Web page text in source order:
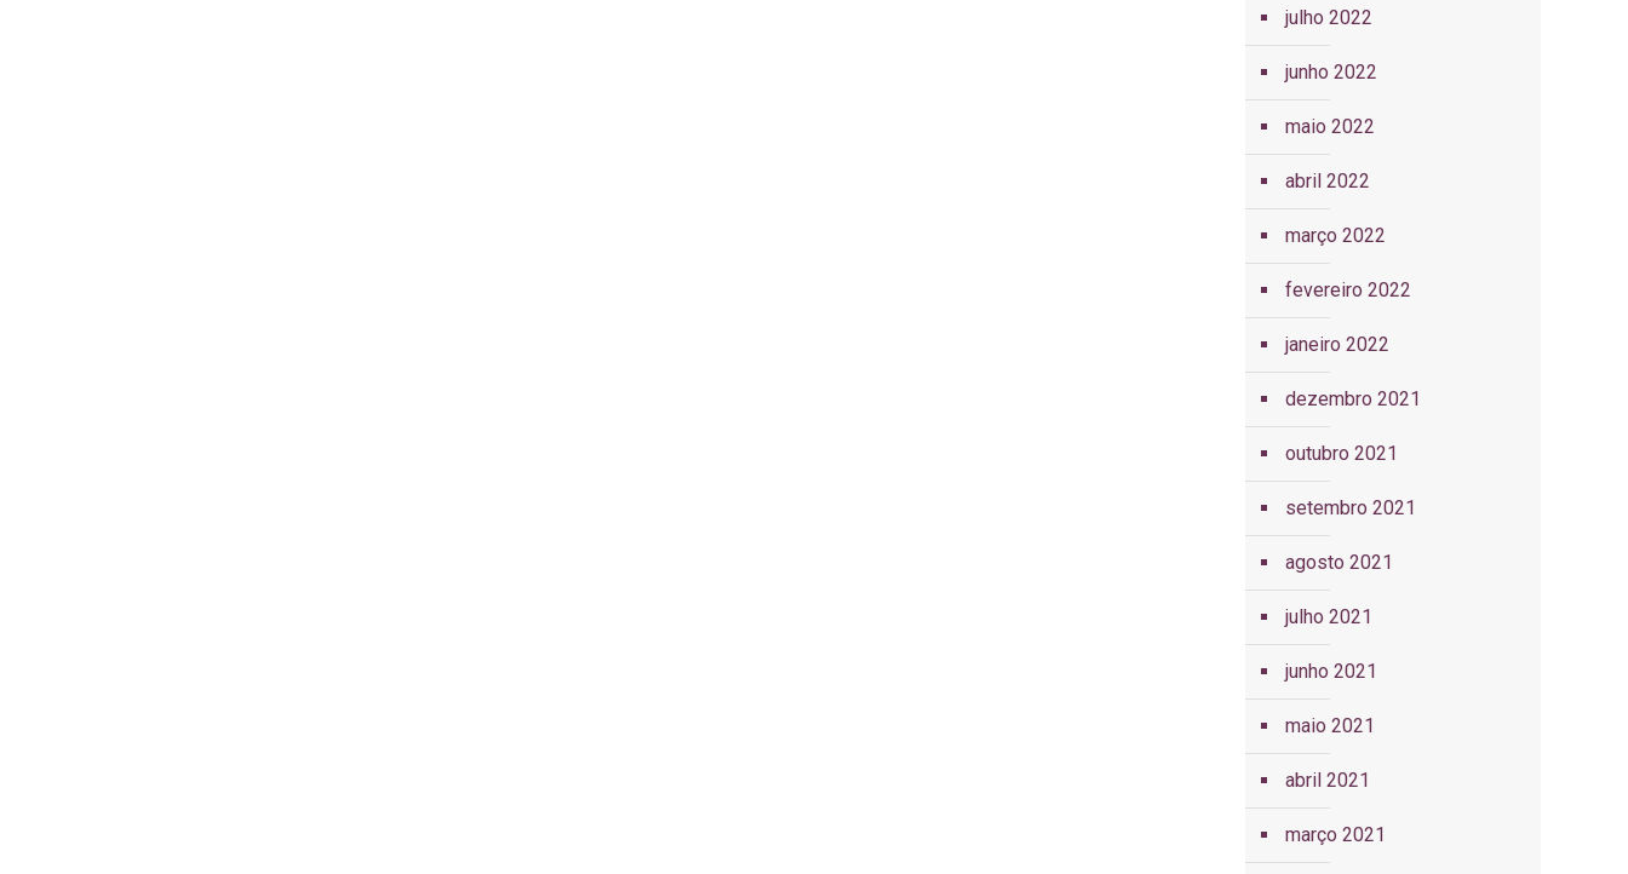
julho 2022
junho 2022
maio 2022
abril 2022
março 2022
fevereiro 2022
janeiro 2022
dezembro 2021
outubro 2021
setembro 2021
agosto 2021
julho 2021
junho 2021
maio 2021
abril 2021
março 2021